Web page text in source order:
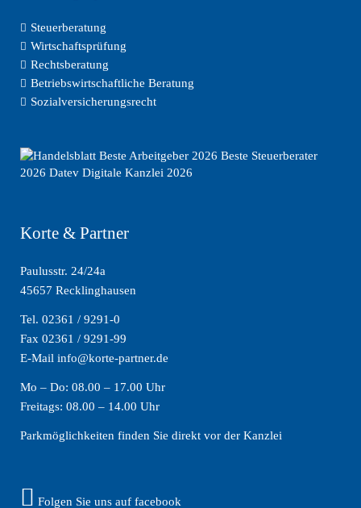
Steuerberatung
Wirtschaftsprüfung
Rechtsberatung
Betriebswirtschaftliche Beratung
Sozialversicherungsrecht
Korte & Partner
Paulusstr. 24/24a
45657 Recklinghausen
Tel. 02361 / 9291-0
Fax 02361 / 9291-99
E-Mail info@korte-partner.de
Mo – Do: 08.00 – 17.00 Uhr
Freitags: 08.00 – 14.00 Uhr
Parkmöglichkeiten finden Sie direkt vor der Kanzlei
Folgen Sie uns auf facebook